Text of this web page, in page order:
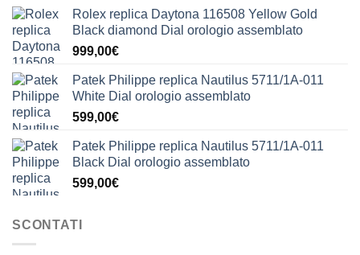
Rolex replica Daytona 116508 Yellow Gold
Black diamond Dial orologio assemblato
999,00€
Patek Philippe replica Nautilus 5711/1A-011
White Dial orologio assemblato
599,00€
Patek Philippe replica Nautilus 5711/1A-011
Black Dial orologio assemblato
599,00€
SCONTATI